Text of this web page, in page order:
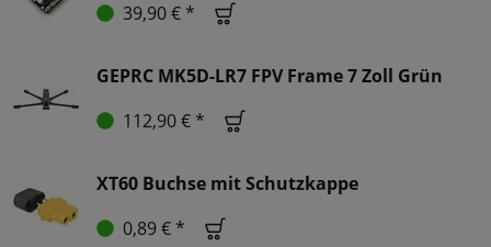
39,90 € *
GEPRC MK5D-LR7 FPV Frame 7 Zoll Grün
112,90 € *
XT60 Buchse mit Schutzkappe
0,89 € *